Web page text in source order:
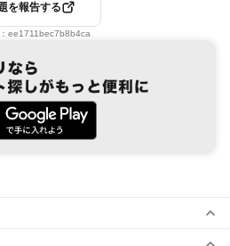
を報告する
ee1711bec7b8b4ca